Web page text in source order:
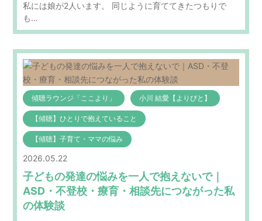
私には娘が2人います。 同じように育ててきたつもりで
も…
傾聴ラウンジ「ここより」 小川 結愛【よりびと】
【傾聴】ひとりで抱えていること
【傾聴】子育て・ママの悩み
2026.05.22
子どもの発達の悩みを一人で抱えないで｜
ASD・不登校・療育・相談先につながった私
の体験談